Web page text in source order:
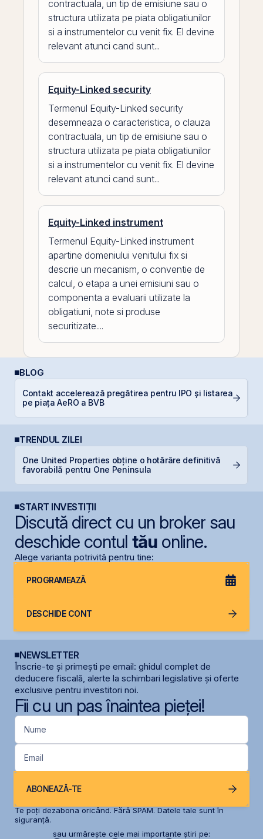
contractuala, un tip de emisiune sau o
structura utilizata pe piata obligatiunilor
si a instrumentelor cu venit fix. El devine
relevant atunci cand sunt...
Equity-Linked security
Termenul Equity-Linked security
desemneaza o caracteristica, o clauza
contractuala, un tip de emisiune sau o
structura utilizata pe piata obligatiunilor
si a instrumentelor cu venit fix. El devine
relevant atunci cand sunt...
Equity-Linked instrument
Termenul Equity-Linked instrument
apartine domeniului venitului fix si
descrie un mecanism, o conventie de
calcul, o etapa a unei emisiuni sau o
componenta a evaluarii utilizate la
obligatiuni, note si produse
securitizate....
BLOG
Contakt accelerează pregătirea pentru IPO și listarea
pe piața AeRO a BVB
TRENDUL ZILEI
One United Properties obține o hotărâre definitivă
favorabilă pentru One Peninsula
START INVESTIȚII
Discută direct cu un broker sau
deschide contul tăuonline.
Alege varianta potrivită pentru tine:
PROGRAMEAZĂ
DESCHIDE CONT
NEWSLETTER
Înscrie-te și primești pe email: ghidul complet de
deducere fiscală, alerte la schimbari legislative și oferte
exclusive pentru investitori noi.
Fii cu un pas înaintea pieței!
Nume
Email
ABONEAZĂ-TE
Te poți dezabona oricând. Fără SPAM. Datele tale sunt în
siguranță.
sau urmărește cele mai importante știri pe: